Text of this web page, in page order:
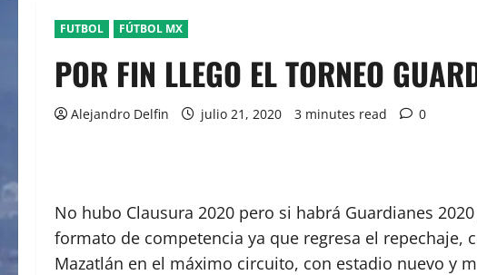
FUTBOL FÚTBOL MX
POR FIN LLEGO EL TORNEO
Alejandro Delfin julio 21, 2020 3 minutes read 0
No hubo Clausura 2020 pero si habrá Guardianes
formato de competencia ya que regresa el repechaje,
Mazatlán en el máximo circuito, con estadio nuevo y